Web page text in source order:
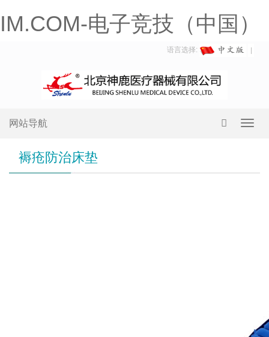
IM.COM-电子竞技（中国）
语言选择:
网站导航
褥疮防治床垫